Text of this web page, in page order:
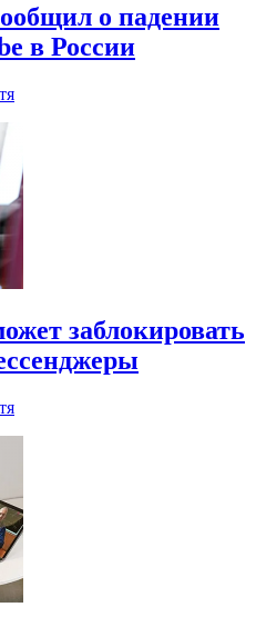
о падении
в России
заблокировать